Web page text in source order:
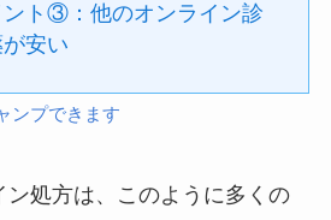
ント③：他のオンライン診
安い
ンプできます
ン処方は、このように多くの